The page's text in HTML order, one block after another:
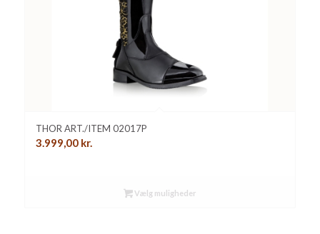
THOR ART./ITEM 02017P
3.999,00 kr.
Vælg muligheder